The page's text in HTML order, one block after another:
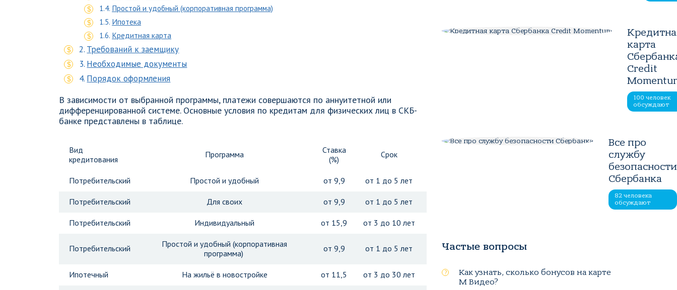
Простой и удобный (корпоративная программа)
Ипотека
Кредитная карта
Требований к заемщику
Необходимые документы
Порядок оформления
В зависимости от выбранной программы, платежи совершаются по аннуитетной или
дифференцированной системе. Основные условия по кредитам для физических лиц в СКБ-
банке представлены в таблице.
Вид
кредитования
Программа
Ставка
(%)
Срок
Потребительский Простой и удобный от 9,9 от 1 до 5 лет
Потребительский Для своих от 9,9 от 1 до 5 лет
Потребительский Индивидуальный от 15,9 от 3 до 10 лет
Потребительский
Простой и удобный (корпоративная
программа)
от 9,9 от 1 до 5 лет
Ипотечный На жильё в новостройке от 11,5 от 3 до 30 лет
карта
Credit
100 человек
обсуждают
Все про
службу
безопасности
Сбербанка
82 человека
обсуждают
Частые вопросы
Как узнать, сколько бонусов на карте
М Видео?